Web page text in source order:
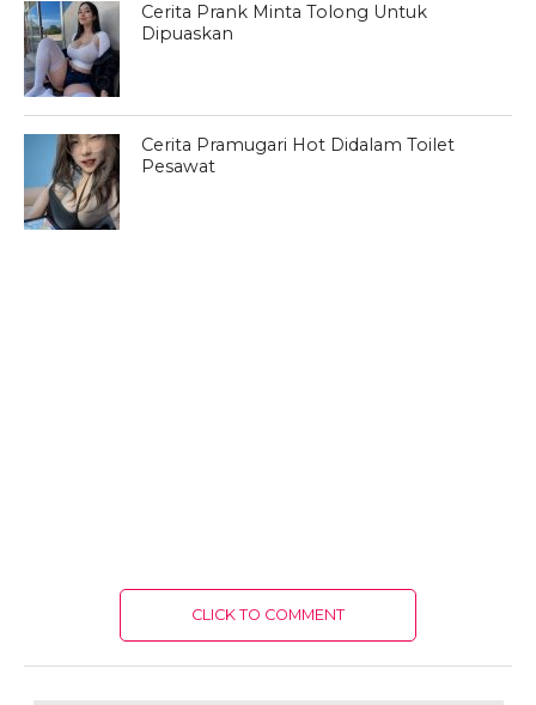
Cerita Prank Minta Tolong Untuk
Dipuaskan
Cerita Pramugari Hot Didalam Toilet
Pesawat
CLICK TO COMMENT